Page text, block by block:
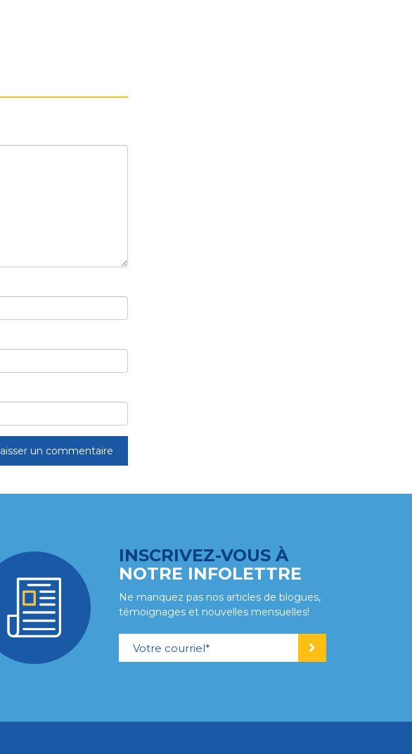
INSCRIVEZ-VOUS À
NOTRE INFOLETTRE
Ne manquez pas nos articles de blogues,
témoignages et nouvelles mensuelles!